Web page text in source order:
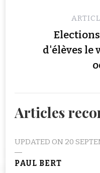
d'élèves le
Articles
UPDATED ON 20
PAUL BERT